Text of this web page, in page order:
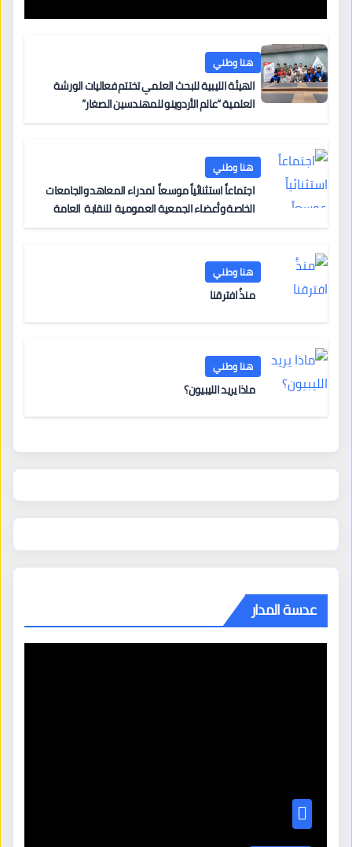
هنا وطني
الهيئة الليبية للبحث العلمي تختتم فعاليات الورشة
العلمية “عالم الأردوينو للمهندسين الصغار”
هنا وطني
اجتماعاً استثنائياً موسعاً لمدراء المعاهد والجامعات
الخاصة وأعضاء الجمعية العمومية للنقابة العامة
هنا وطني
منذُ افترقنا
هنا وطني
ماذا يريد الليبيون؟
عدسة المدار